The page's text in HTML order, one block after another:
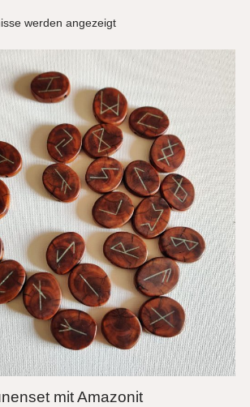
werden angezeigt
mit Amazonit